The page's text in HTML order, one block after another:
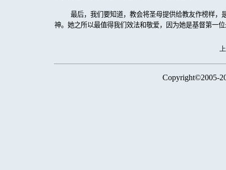
最后，我们要知道，教会将圣母提供给教友作榜样
神。她之所以最值得我们效法和敬爱，因为她是基督第一
Copyright©2005-